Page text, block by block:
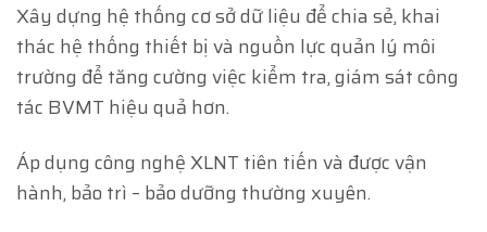
Xây dựng hệ thống cơ sở dữ liệu để chia sẻ, khai
thác hệ thống thiết bị và nguồn lực quản lý môi
trường để tăng cường việc kiểm tra, giám sát công
tác BVMT hiệu quả hơn.
Áp dụng công nghệ XLNT tiên tiến và được vận
hành, bảo trì – bảo dưỡng thường xuyên.